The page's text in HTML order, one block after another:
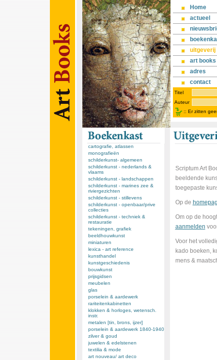
Home
actueel
uitgeverij
art books
adres
contact
Titel
Auteur
:: Er zitten
cartografie, atlassen
monografieën
schilderkunst- algemeen
schilderkunst - nederlands &
vlaams
schilderkunst - landschappen
schilderkunst - marines zee &
riviergezichten
schilderkunst - stillevens
schilderkunst - openbaar/prive
collecties
schilderkunst - techniek &
restauratie
tekeningen, grafiek
beeldhouwkunst
miniaturen
lexica - art reference
kunsthandel
kunstgeschiedenis
bouwkunst
prijsgidsen
meubelen
glas
porselein & aardewerk
rariteitenkabinetten
klokken & horloges, wetensch.
instr.
metalen [tin, brons, ijzer]
porselein & aardewerk 1840-1940
zilver & goud
juwelen & edelstenen
textilia & mode
art nouveau/ art deco
Scriptum Art
beeldende
toegepaste
Op de
Om op de
aanmelden
Voor het
kado boeken,
mens &